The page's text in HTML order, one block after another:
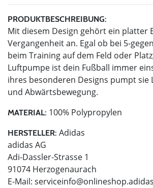
PRODUKTBESCHREIBUNG:
Mit diesem Design gehört ein platter
Vergangenheit an. Egal ob bei 5-
beim Training auf dem Feld oder
Luftpumpe ist dein Fußball immer
ihres besonderen Designs pumpt sie
und Abwärtsbewegung.
MATERIAL: 100% Polypropylen
HERSTELLER: Adidas
adidas AG
Adi-Dassler-Strasse 1
91074 Herzogenaurach
E-Mail: